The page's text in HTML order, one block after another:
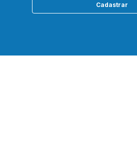
Cadastrar